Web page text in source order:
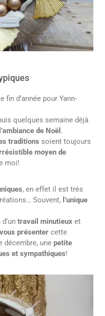
fin d’année pour Yann-
quelques semaine déjà
de Noël .
traditions soient toujours
moyen de
moi!
, en effet il est très
Souvent, l’unique
travail minutieux et
vous présenter cette
décembre, une petite
et sympathiques!